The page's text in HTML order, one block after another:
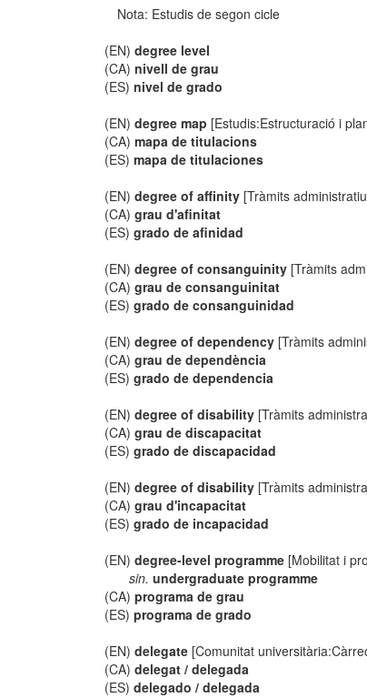
Nota: Estudis de segon cicle
(EN)degree level
(CA)nivell de grau
(ES)nivel de grado
(EN)degree map [Estudis:Estructuració i
(CA)mapa de titulacions
(ES)mapa de titulaciones
(EN)degree of affinity [Tràmits
(CA)grau d'afinitat
(ES)grado de afinidad
(EN)degree of consanguinity [Tràmits
(CA)grau de consanguinitat
(ES)grado de consanguinidad
(EN)degree of dependency [Tràmits
(CA)grau de dependència
(ES)grado de dependencia
(EN)degree of disability [Tràmits
(CA)grau de discapacitat
(ES)grado de discapacidad
(EN)degree of disability [Tràmits
(CA)grau d'incapacitat
(ES)grado de incapacidad
(EN)degree-level programme [Mobilitat i
sin. undergraduate programme
(CA)programa de grau
(ES)programa de grado
(EN)delegate [Comunitat
(CA)delegat / delegada
(ES)delegado / delegada